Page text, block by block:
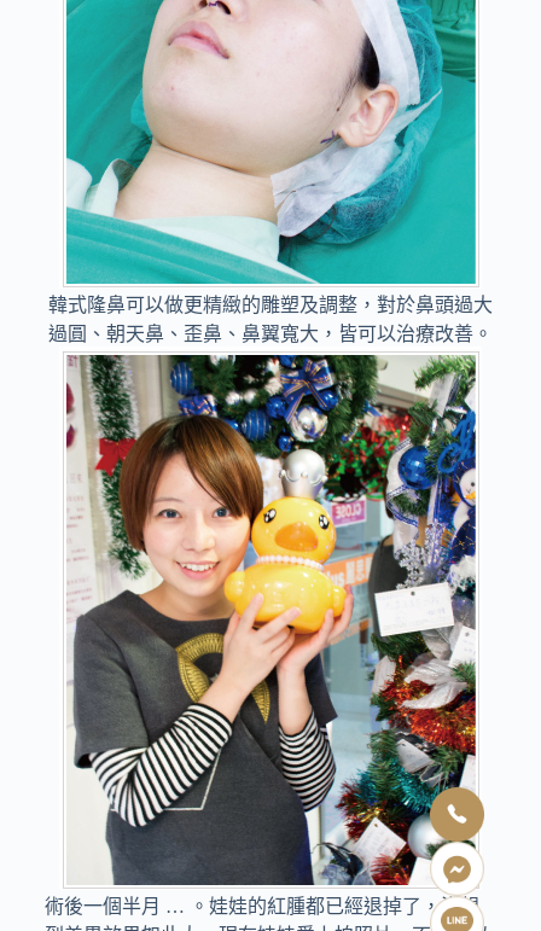
韓式隆鼻可以做更精緻的雕塑及調整，對於鼻頭過大
過圓、朝天鼻、歪鼻、鼻翼寬大，皆可以治療改善。
術後一個半月 … 。娃娃的紅腫都已經退掉了，沒想